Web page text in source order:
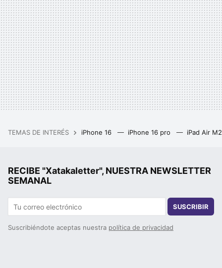
TEMAS DE INTERÉS iPhone 16 iPhone 16 pro iPad Air
RECIBE "Xatakaletter", NUESTRA NEWSLETTER
SEMANAL
SUSCRIBIR
Suscribiéndote aceptas nuestra política de privacidad